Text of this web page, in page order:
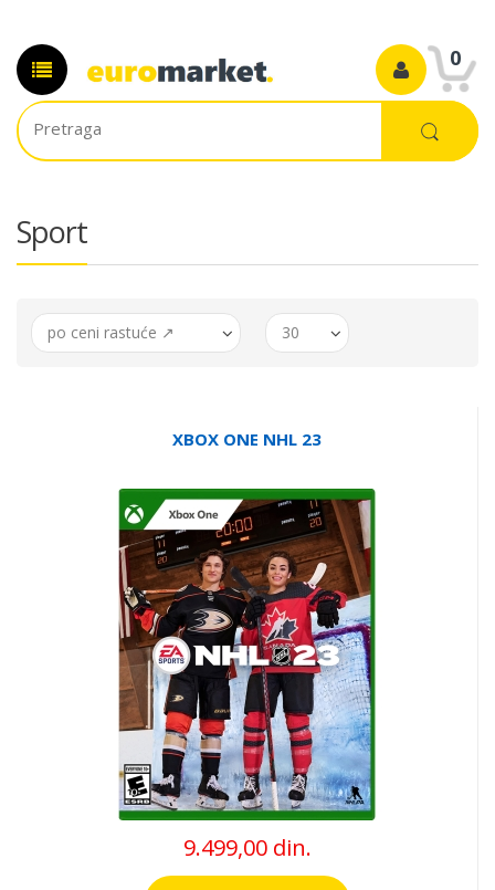
0
Sport
po ceni rastuće ↗ 30
XBOX ONE NHL 23
9.499,00 din.